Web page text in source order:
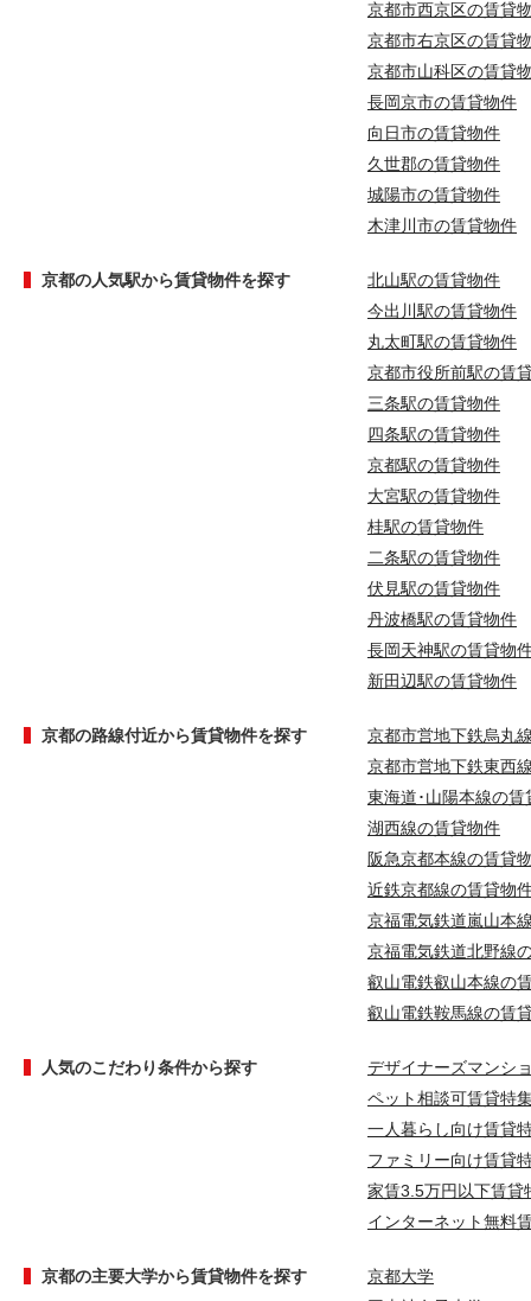
京都市西京区の賃貸
京都市右京区の賃貸
京都市山科区の賃貸
長岡京市の賃貸物件
向日市の賃貸物件
久世郡の賃貸物件
城陽市の賃貸物件
木津川市の賃貸物件
京都の人気駅から賃貸物件を探す
北山駅の賃貸物件
今出川駅の賃貸物件
丸太町駅の賃貸物件
京都市役所前駅の賃
三条駅の賃貸物件
四条駅の賃貸物件
京都駅の賃貸物件
大宮駅の賃貸物件
桂駅の賃貸物件
二条駅の賃貸物件
伏見駅の賃貸物件
丹波橋駅の賃貸物件
長岡天神駅の賃貸物
新田辺駅の賃貸物件
京都の路線付近から賃貸物件を探す
京都市営地下鉄烏丸
京都市営地下鉄東西
東海道･山陽本線の賃
湖西線の賃貸物件
阪急京都本線の賃貸
近鉄京都線の賃貸物
京福電気鉄道嵐山本
京福電気鉄道北野線
叡山電鉄叡山本線の
叡山電鉄鞍馬線の賃
人気のこだわり条件から探す
デザイナーズマンシ
ペット相談可賃貸特
一人暮らし向け賃貸
ファミリー向け賃貸
家賃3.5万円以下賃貸
インターネット無料
京都の主要大学から賃貸物件を探す
京都大学